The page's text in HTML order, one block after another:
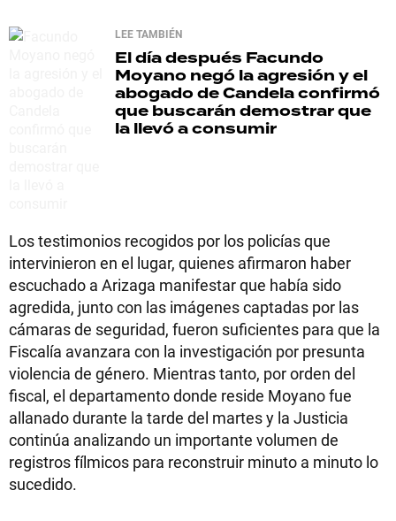
LEE TAMBIÉN
El día después Facundo
Moyano negó la agresión y el
abogado de Candela confirmó
que buscarán demostrar que
la llevó a consumir
Los testimonios recogidos por los policías que
intervinieron en el lugar, quienes afirmaron haber
escuchado a Arizaga manifestar que había sido
agredida, junto con las imágenes captadas por las
cámaras de seguridad, fueron suficientes para que la
Fiscalía avanzara con la investigación por presunta
violencia de género. Mientras tanto, por orden del
fiscal, el departamento donde reside Moyano fue
allanado durante la tarde del martes y la Justicia
continúa analizando un importante volumen de
registros fílmicos para reconstruir minuto a minuto lo
sucedido.